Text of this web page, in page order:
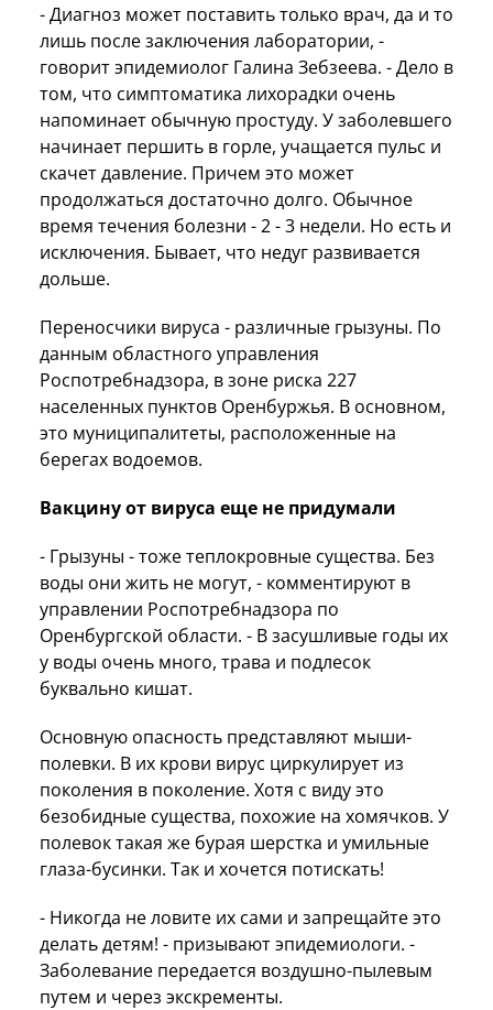
- Диагноз может поставить только врач, да и то
лишь после заключения лаборатории, -
говорит эпидемиолог Галина Зебзеева. - Дело в
том, что симптоматика лихорадки очень
напоминает обычную простуду. У заболевшего
начинает першить в горле, учащается пульс и
скачет давление. Причем это может
продолжаться достаточно долго. Обычное
время течения болезни - 2 - 3 недели. Но есть и
исключения. Бывает, что недуг развивается
дольше.
Переносчики вируса - различные грызуны. По
данным областного управления
Роспотребнадзора, в зоне риска 227
населенных пунктов Оренбуржья. В основном,
это муниципалитеты, расположенные на
берегах водоемов.
Вакцину от вируса еще не придумали
- Грызуны - тоже теплокровные существа. Без
воды они жить не могут, - комментируют в
управлении Роспотребнадзора по
Оренбургской области. - В засушливые годы их
у воды очень много, трава и подлесок
буквально кишат.
Основную опасность представляют мыши-
полевки. В их крови вирус циркулирует из
поколения в поколение. Хотя с виду это
безобидные существа, похожие на хомячков. У
полевок такая же бурая шерстка и умильные
глаза-бусинки. Так и хочется потискать!
- Никогда не ловите их сами и запрещайте это
делать детям! - призывают эпидемиологи. -
Заболевание передается воздушно-пылевым
путем и через экскременты.